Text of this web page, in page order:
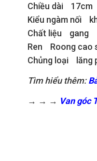
Chiều dài 17cm
Kiểu ngàm nối
Chất liệu gang
Ren Roong cao
Chủng loại lăng
Tìm hiểu thêm:
→ → → Van góc